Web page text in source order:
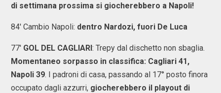
di settimana prossima si giocherebbero a Napoli!
84' Cambio Napoli: dentro Nardozi, fuori De Luca
77' GOL DEL CAGLIARI: Trepy dal dischetto non sbaglia.
Momentaneo sorpasso in classifica: Cagliari 41,
Napoli 39. I padroni di casa, passando al 17° posto finora
occupato dagli azzurri, giocherebbero il playout di